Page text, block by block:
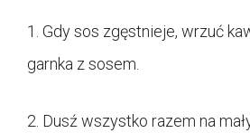
1. Gdy sos zgęstnieje, wrzuć
garnka z sosem.
2. Dusź wszystko razem na